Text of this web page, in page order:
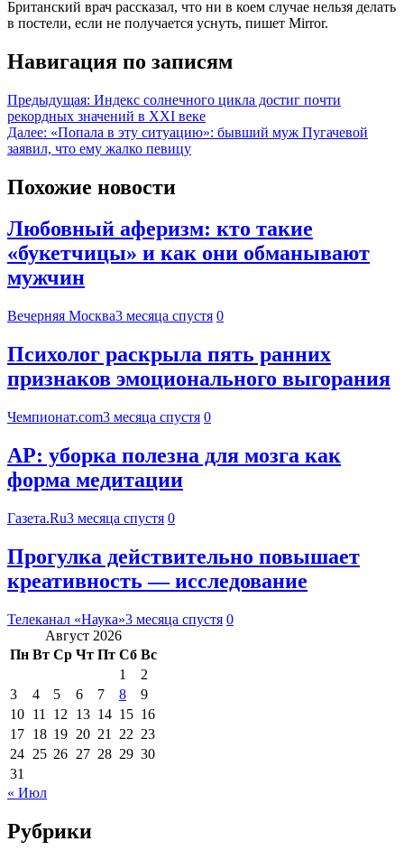
Британский врач рассказал, что ни в коем случае нельзя делать
в постели, если не получается уснуть, пишет Mirror.
Навигация по записям
Предыдущая: Индекс солнечного цикла достиг почти
рекордных значений в XXI веке
Далее: «Попала в эту ситуацию»: бывший муж Пугачевой
заявил, что ему жалко певицу
Похожие новости
Любовный аферизм: кто такие
«букетчицы» и как они обманывают
мужчин
Вечерняя Москва3 месяца спустя 0
Психолог раскрыла пять ранних
признаков эмоционального выгорания
Чемпионат.com3 месяца спустя 0
AP: уборка полезна для мозга как
форма медитации
Газета.Ru3 месяца спустя 0
Прогулка действительно повышает
креативность — исследование
Телеканал «Наука»3 месяца спустя 0
Август 2026
Пн Вт Ср Чт Пт Сб Вс
1
2
3
4 5 6 7 8
9
10 11 12 13 14 15 16
17 18 19 20 21 22 23
24 25 26 27 28 29 30
31
« Июл
Рубрики